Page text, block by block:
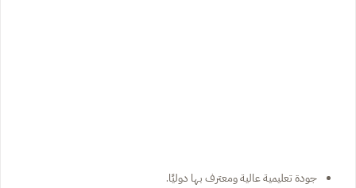
جودة تعليمية عالية ومعترف بها دوليًا.